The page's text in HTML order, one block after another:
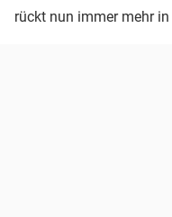
rückt nun immer mehr in